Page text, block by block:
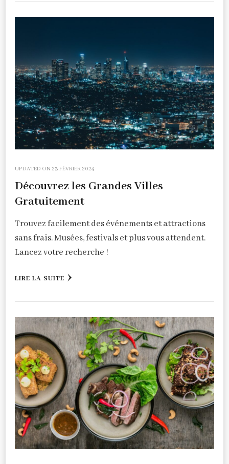
UPDATED ON23 FÉVRIER 2024
Découvrez les Grandes Villes
Gratuitement
Trouvez facilement des événements et attractions
sans frais. Musées, festivals et plus vous attendent.
Lancez votre recherche !
LIRE LA SUITE